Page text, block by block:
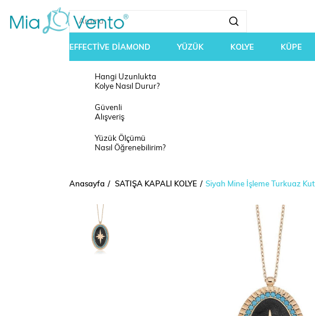
EFFECTİVE DİAMOND YÜZÜK KOLYE KÜPE
Hangi Uzunlukta
Kolye Nasıl Durur?
Güvenli
Alışveriş
Yüzük Ölçümü
Nasıl Öğrenebilirim?
Anasayfa SATIŞA KAPALI KOLYE Siyah Mine İşleme Turkuaz